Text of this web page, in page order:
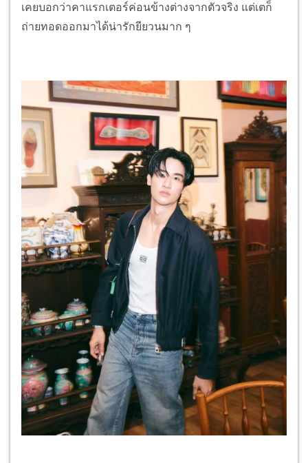
เคยบอกว่าคาแรกเตอร์ค่อนข้างต่างจากตัวจริง แต่เตก็
ถ่ายทอดออกมาได้น่ารักยียวนมาก ๆ